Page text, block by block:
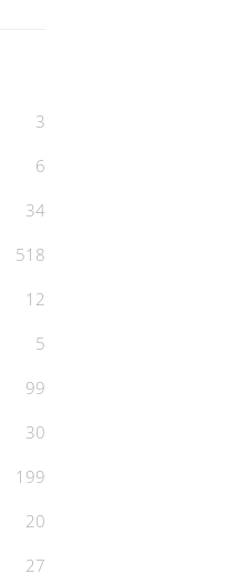
3
6
34
518
12
5
99
30
199
20
27